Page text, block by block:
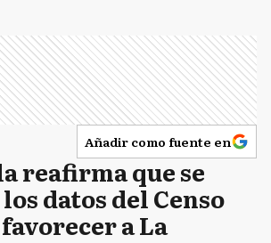
Añadir como fuente en
reafirma que se
datos del Censo
a La